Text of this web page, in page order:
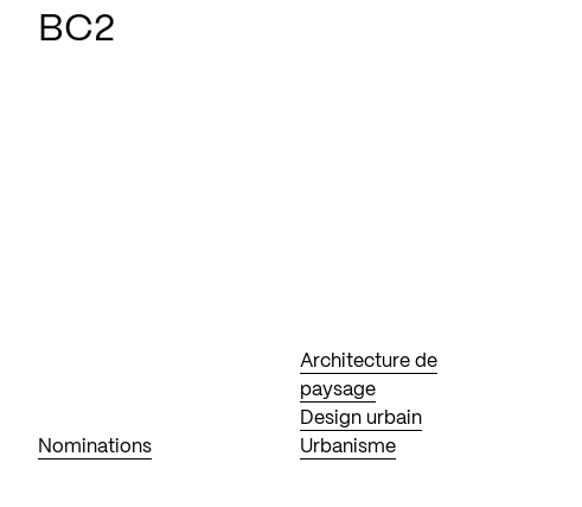
BC2
Nominations
Architecture de
paysage
Design urbain
Urbanisme